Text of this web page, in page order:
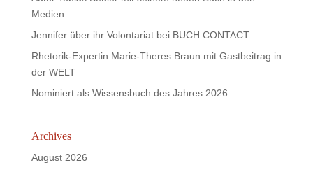
Medien
Jennifer über ihr Volontariat bei BUCH CONTACT
Rhetorik-Expertin Marie-Theres Braun mit Gastbeitrag in
der WELT
Nominiert als Wissensbuch des Jahres 2026
Archives
August 2026